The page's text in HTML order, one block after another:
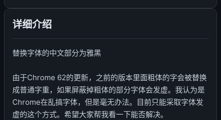
详细介绍
替换字体的中文部分为雅黑
由于Chrome 62的更新，之前的版本里面粗体的字会被替换
成普通字重，如果屏蔽掉粗体的部分字体会发虚。我认为是
Chrome在乱搞字体，但是毫无办法。目前只能采取字体发
虚的这个方式。希望大家帮我看一下能否解决。